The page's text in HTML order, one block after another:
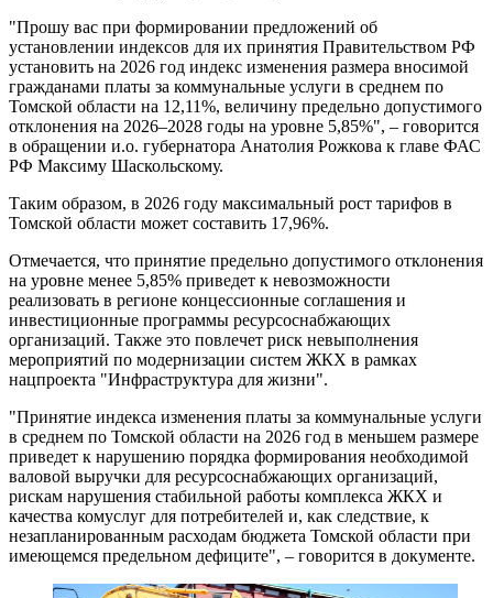
"Прошу вас при формировании предложений об
установлении индексов для их принятия Правительством РФ
установить на 2026 год индекс изменения размера вносимой
гражданами платы за коммунальные услуги в среднем по
Томской области на 12,11%, величину предельно допустимого
отклонения на 2026–2028 годы на уровне 5,85%", – говорится
в обращении и.о. губернатора Анатолия Рожкова к главе ФАС
РФ Максиму Шаскольскому.
Таким образом, в 2026 году максимальный рост тарифов в
Томской области может составить 17,96%.
Отмечается, что принятие предельно допустимого отклонения
на уровне менее 5,85% приведет к невозможности
реализовать в регионе концессионные соглашения и
инвестиционные программы ресурсоснабжающих
организаций. Также это повлечет риск невыполнения
мероприятий по модернизации систем ЖКХ в рамках
нацпроекта "Инфраструктура для жизни".
"Принятие индекса изменения платы за коммунальные услуги
в среднем по Томской области на 2026 год в меньшем размере
приведет к нарушению порядка формирования необходимой
валовой выручки для ресурсоснабжающих организаций,
рискам нарушения стабильной работы комплекса ЖКХ и
качества комуслуг для потребителей и, как следствие, к
незапланированным расходам бюджета Томской области при
имеющемся предельном дефиците", – говорится в документе.